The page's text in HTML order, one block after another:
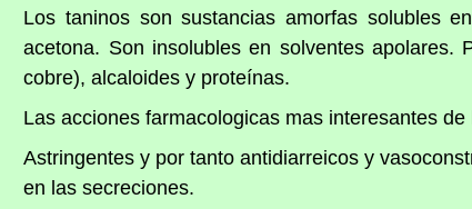
Los taninos son sustancias amorfas solubles
acetona. Son insolubles en solventes apolares.
cobre), alcaloides y proteínas.
Las acciones farmacologicas mas interesantes
Astringentes y por tanto antidiarreicos y
en las secreciones.